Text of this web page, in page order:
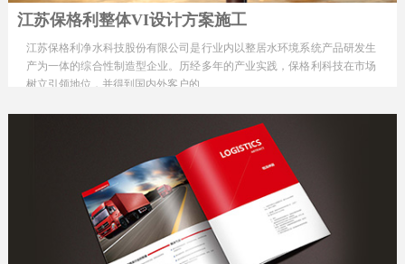
江苏保格利整体VI设计方案施工
江苏保格利净水科技股份有限公司是行业内以整居水环境系统产品研发生
产为一体的综合性制造型企业。历经多年的产业实践，保格利科技在市场
树立引领地位，并得到国内外客户的…